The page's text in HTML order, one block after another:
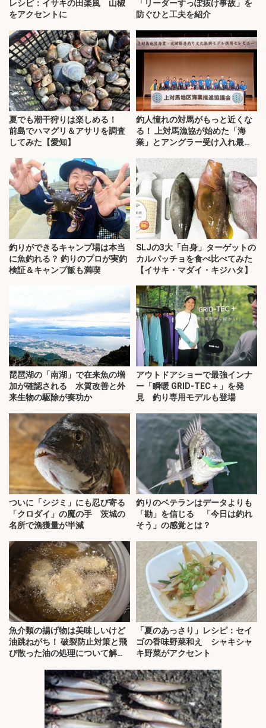
レシピ：イサキの田楽風 山椒
をアクセントに
「リーダーすっぽ抜け事故」を
防ぐひと工夫を紹介
夏でも潮干狩りは楽しめる！
前島でハマグリ＆アサリを調査
してみた【愛知】
釣人憧れの対馬がもっと近くな
る！ 上対馬漁協が始めた「海
業」とアングラー受け入れ最前
釣りができるキャンプ場は本当
に魚釣れる？ 釣りのプロが実釣
検証＆キャンプ飯も満喫
SLJの3大「白身」ターゲットの
カルパッチョを食べ比べてみた
【イサキ・マダイ・キジハタ】
琵琶湖の「南湖」で在来魚の増
加が確認される 水質改善と外
来生物の駆除が奏功か
アウトドアショーで最強インナ
ー「瞬暖 GRID-TEC＋」を発
見 釣り専用モデルも登場
ついに「シジミ」にも忍び寄る
「クロダイ」の魔の手 茨城の
名所で漁獲量が半減
釣りのベテランはデータよりも
「勘」を信じる 「今日は釣れ
そう」の感覚とは？
魚介類の揚げ物は美味しいけど
油跳ねがち！ 破裂防止対策と飛
び散った油の処理について解
「夏のあっさり」レシピ：セイ
ゴの香味野菜和え シャキシャ
キ野菜がアクセント